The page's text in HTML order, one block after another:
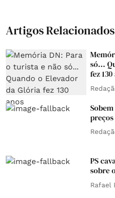
Artigos Relacionados
só...
fez
preços
PS
sobre
Rafael